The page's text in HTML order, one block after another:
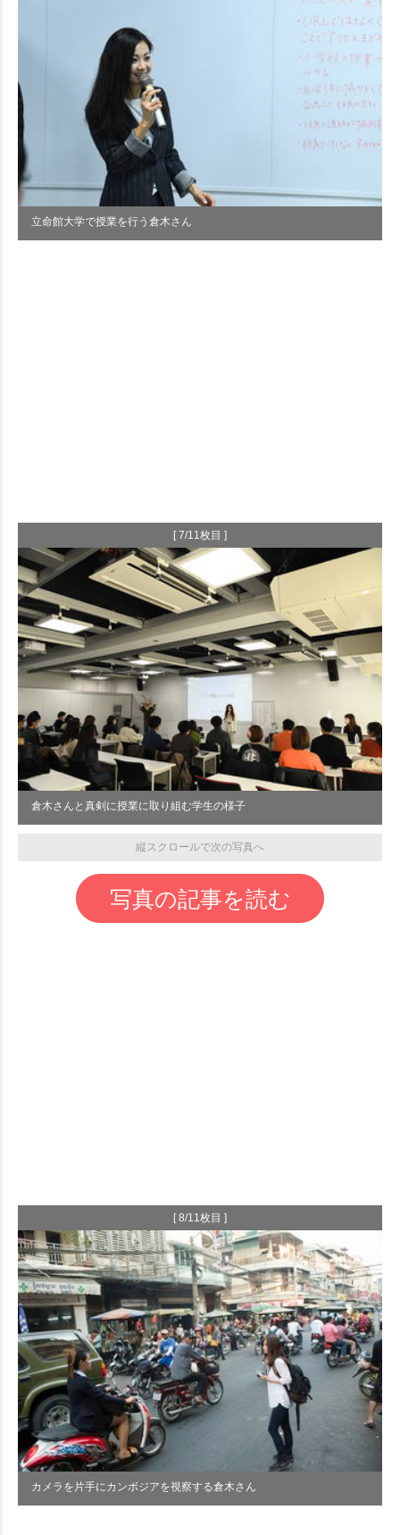
立命館大学で授業を行う倉木さん
[ 7/11枚目 ]
倉木さんと真剣に授業に取り組む学生の様子
縦スクロールで次の写真へ
写真の記事を読む
[ 8/11枚目 ]
カメラを片手にカンボジアを視察する倉木さん